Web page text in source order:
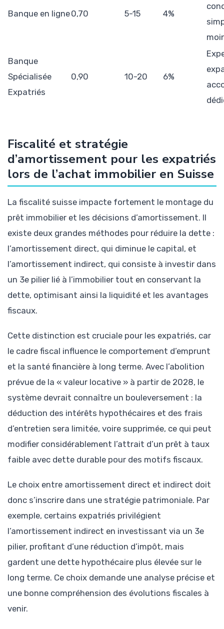
Banque en ligne0,70 5-15 4%
Banque
Spécialisée
Expatriés
0,90 10-20 6%
Fiscalité et stratégie
d’amortissement pour les expatriés
lors de l’achat immobilier en Suisse
La fiscalité suisse impacte fortement le montage du
prêt immobilier et les décisions d’amortissement. Il
existe deux grandes méthodes pour réduire la dette :
l’amortissement direct, qui diminue le capital, et
l’amortissement indirect, qui consiste à investir dans
un 3e pilier lié à l’immobilier tout en conservant la
dette, optimisant ainsi la liquidité et les avantages
fiscaux.
Cette distinction est cruciale pour les expatriés, car
le cadre fiscal influence le comportement d’emprunt
et la santé financière à long terme. Avec l’abolition
prévue de la « valeur locative » à partir de 2028, le
système devrait connaître un bouleversement : la
déduction des intérêts hypothécaires et des frais
d’entretien sera limitée, voire supprimée, ce qui peut
modifier considérablement l’attrait d’un prêt à taux
faible avec dette durable pour des motifs fiscaux.
Le choix entre amortissement direct et indirect doit
donc s’inscrire dans une stratégie patrimoniale. Par
exemple, certains expatriés privilégient
l’amortissement indirect en investissant via un 3e
pilier, profitant d’une réduction d’impôt, mais
gardent une dette hypothécaire plus élevée sur le
long terme. Ce choix demande une analyse précise et
une bonne compréhension des évolutions fiscales à
venir.